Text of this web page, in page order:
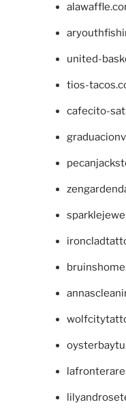
united-
tios-
cafecito-